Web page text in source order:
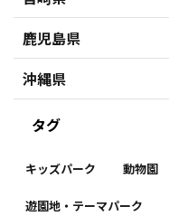
鹿児島県
沖縄県
タグ
キッズパーク 動物園
遊園地・テーマパーク